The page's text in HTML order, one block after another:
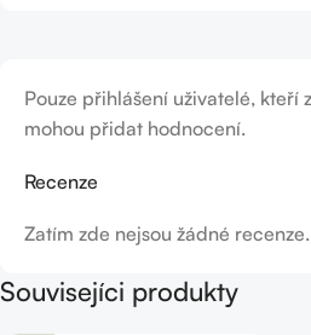
Recenze
Zatím zde nejsou žádné recenze.
Pouze přihlášení uživatelé, kteří
mohou přidat hodnocení.
Souvisejíci produkty